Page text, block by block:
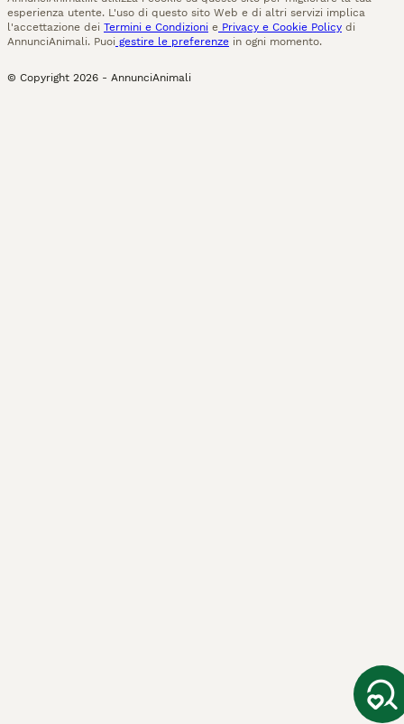
esperienza utente. L'uso di questo sito Web e di altri servizi implica
l'accettazione dei Termini e Condizioni e Privacy e Cookie Policy di
AnnunciAnimali. Puoi gestire le preferenze in ogni momento.
© Copyright 2026 - AnnunciAnimali